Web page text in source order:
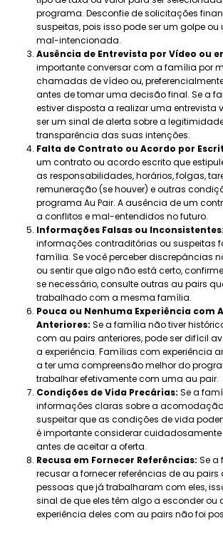
programa. Desconfie de solicitações
suspeitas, pois isso pode ser um golpe
mal-intencionada.
Ausência de Entrevista por Vídeo ou
importante conversar com a família por
chamadas de vídeo ou,
antes de tomar uma decisão final. Se a
estiver disposta a realizar uma entrevista
ser um sinal de alerta sobre a
transparência das suas intenções.
Falta de Contrato ou Acordo por
um contrato ou acordo escrito que
as responsabilidades, horários, folgas,
remuneração (se houver) e outras
programa Au Pair. A ausência de um
a conflitos e mal-entendidos no futuro.
Informações Falsas ou Inconsistentes:
informações contraditórias ou suspeitas
família. Se você perceber discrepâncias
ou sentir que algo não está certo,
se necessário, consulte outras au pairs
trabalhado com a mesma família.
Pouca ou Nenhuma Experiência com
Anteriores: Se a família não tiver
com au pairs anteriores, pode ser difícil
a experiência. Famílias com experiência
a ter uma compreensão melhor do
trabalhar efetivamente com uma au pair.
Condições de Vida Precárias: Se a
informações claras sobre a
suspeitar que as condições de vida
é importante considerar
antes de aceitar a oferta.
Recusa em Fornecer Referências: Se a
recusar a fornecer referências de au pairs
pessoas que já trabalharam com eles,
sinal de que eles têm algo a esconder ou
experiência deles com au pairs não foi